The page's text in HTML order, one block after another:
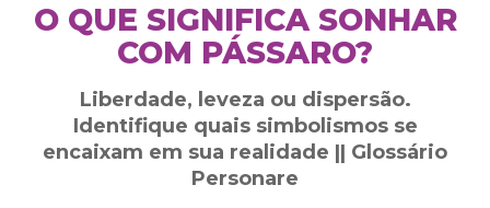
O QUE SIGNIFICA SONHAR
COM PÁSSARO?
Liberdade, leveza ou dispersão.
Identifique quais simbolismos se
encaixam em sua realidade || Glossário
Personare